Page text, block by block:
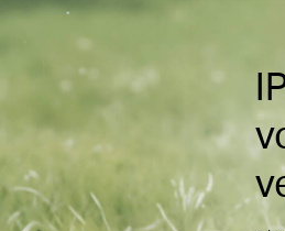
zástrčka odolná